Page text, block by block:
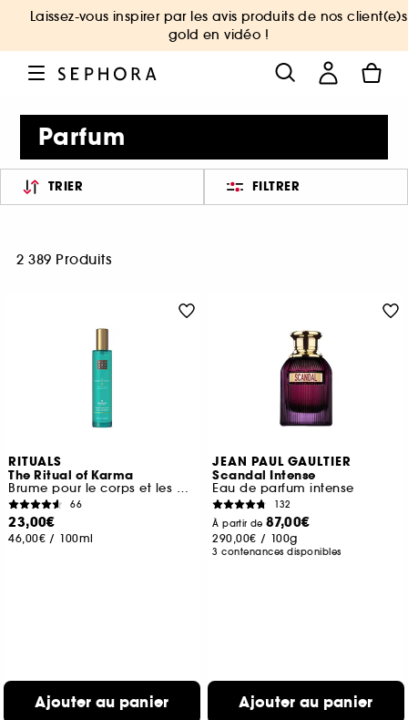
Laissez-vous inspirer par les avis produits de nos client(e)s
gold en vidéo !
Parfum
TRIER FILTRER
2 389 Produits
RITUALS
The Ritual of Karma
Brume pour le corps et les cheveux
66
23,00€
46,00€ / 100ml
Ajouter au panier
JEAN PAUL GAULTIER
Scandal Intense
Eau de parfum intense
132
À partir de87,00€
290,00€ / 100g
3 contenances disponibles
Ajouter au panier